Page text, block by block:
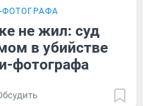
не жил: суд
в убийстве
фотографа